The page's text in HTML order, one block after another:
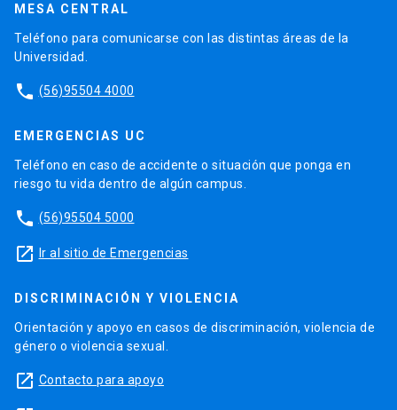
MESA CENTRAL
Teléfono para comunicarse con las distintas áreas de la
Universidad.
phone (56)95504 4000
EMERGENCIAS UC
Teléfono en caso de accidente o situación que ponga en
riesgo tu vida dentro de algún campus.
phone (56)95504 5000
launch Ir al sitio de Emergencias
DISCRIMINACIÓN Y VIOLENCIA
Orientación y apoyo en casos de discriminación, violencia de
género o violencia sexual.
launch Contacto para apoyo